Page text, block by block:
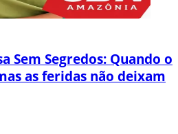
Sem Segredos: Quando o
as feridas não deixam